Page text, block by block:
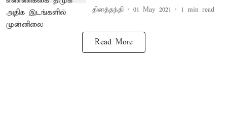
தினத்தந்தி 01 May 2021 1 min read
Read More